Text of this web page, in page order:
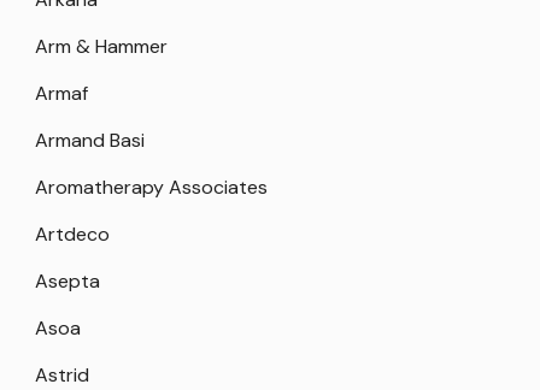
Arm & Hammer
Armaf
Armand Basi
Aromatherapy Associates
Artdeco
Asepta
Asoa
Astrid